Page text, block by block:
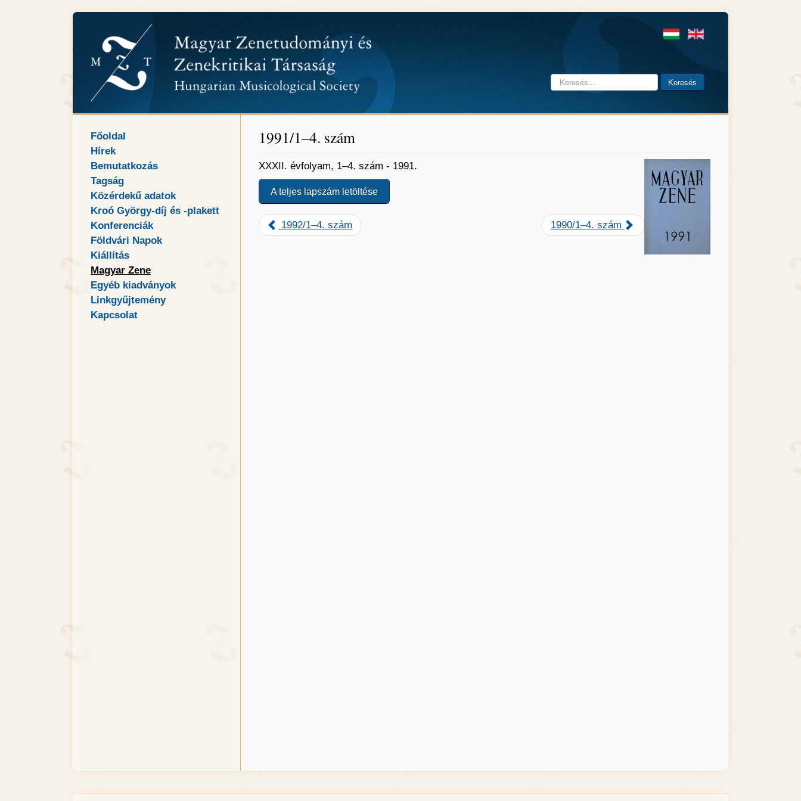
Keresés... Keresés
Főoldal
Hírek
Bemutatkozás
Tagság
Közérdekű adatok
Kroó György-díj és -plakett
Konferenciák
Földvári Napok
Kiállítás
Magyar Zene
Egyéb kiadványok
Linkgyűjtemény
Kapcsolat
1991/1–4. szám
XXXII. évfolyam, 1–4. szám - 1991.
A teljes lapszám letöltése
1992/1–4. szám 1990/1–4. szám